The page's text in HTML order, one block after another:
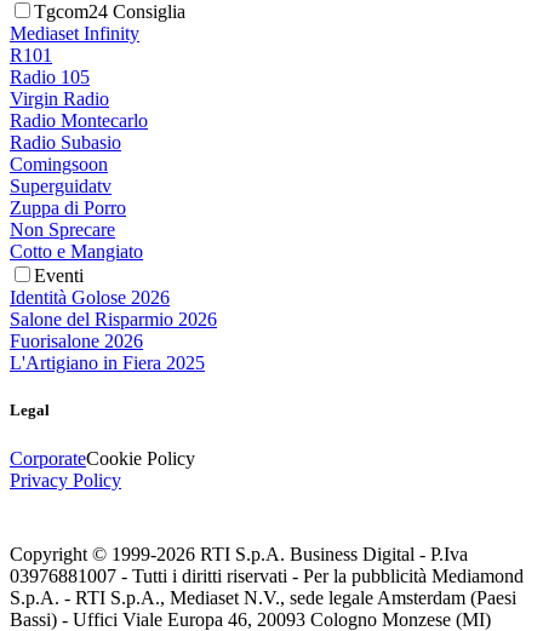
Tgcom24 Consiglia
Mediaset Infinity
R101
Radio 105
Virgin Radio
Radio Montecarlo
Radio Subasio
Comingsoon
Superguidatv
Zuppa di Porro
Non Sprecare
Cotto e Mangiato
Eventi
Identità Golose 2026
Salone del Risparmio 2026
Fuorisalone 2026
L'Artigiano in Fiera 2025
Legal
CorporateCookie Policy
Privacy Policy
Copyright © 1999-2026 RTI S.p.A. Business Digital - P.Iva
03976881007 - Tutti i diritti riservati - Per la pubblicità Mediamond
S.p.A. - RTI S.p.A., Mediaset N.V., sede legale Amsterdam (Paesi
Bassi) - Uffici Viale Europa 46, 20093 Cologno Monzese (MI)